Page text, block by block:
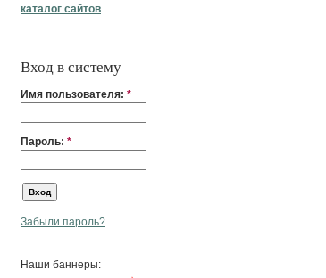
каталог сайтов
Вход в систему
Имя пользователя: *
Пароль: *
Забыли пароль?
Наши баннеры: